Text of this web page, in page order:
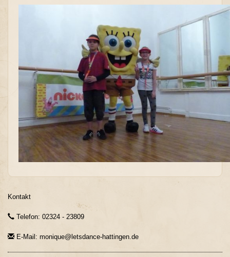
Kontakt
Telefon: 02324 - 23809
E-Mail: monique@letsdance-hattingen.de